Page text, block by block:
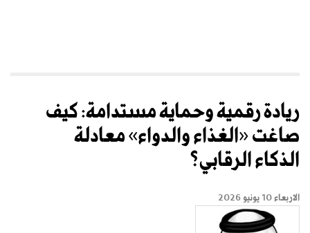
ريادة رقمية وحماية مستدامة: كيف
صاغت «الغذاء والدواء» معادلة
الذكاء الرقابي؟
الاربعاء 10 يونيو 2026